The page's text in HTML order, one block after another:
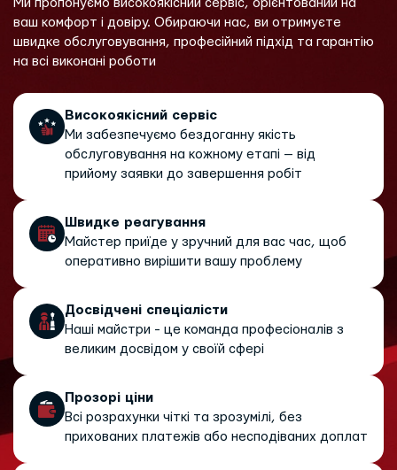
Ми пропонуємо високоякісний сервіс, орієнтований на
ваш комфорт і довіру. Обираючи нас, ви отримуєте
швидке обслуговування, професійний підхід та гарантію
на всі виконані роботи
Високоякісний сервіс
Ми забезпечуємо бездоганну якість
обслуговування на кожному етапі — від
прийому заявки до завершення робіт
Швидке реагування
Майстер приїде у зручний для вас час, щоб
оперативно вирішити вашу проблему
Досвідчені спеціалісти
Наші майстри - це команда професіоналів з
великим досвідом у своїй сфері
Прозорі ціни
Всі розрахунки чіткі та зрозумілі, без
прихованих платежів або несподіваних доплат